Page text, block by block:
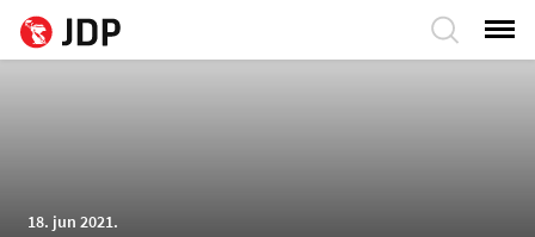
18. jun 2021.